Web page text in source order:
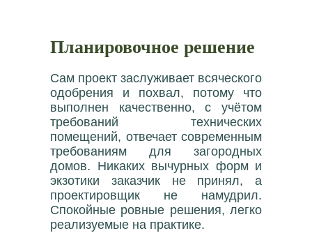
Планировочное решение
Сам проект заслуживает всяческого
одобрения и похвал, потому что
выполнен качественно, с учётом
требований технических
помещений, отвечает современным
требованиям для загородных
домов. Никаких вычурных форм и
экзотики заказчик не принял, а
проектировщик не намудрил.
Спокойные ровные решения, легко
реализуемые на практике.